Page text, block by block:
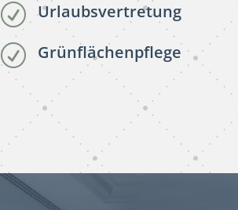
R Urlaubsvertretung
R Grünflächenpflege
subunternehmer
reinigung München